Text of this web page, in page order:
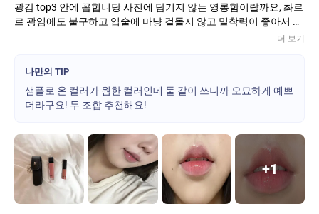
광감 top3 안에 꼽힙니당 사진에 담기지 않는 영롱함이랄까요, 촤르
르 광임에도 불구하고 입술에 마냥 겉돌지 않고 밀착력이 좋아서 더
잘 지워져요ㅠㅠ 그래도 일부러 막 지우지 않는 한! 바르고 3시간 정
도는 잘 지속됩니당 보통 글로스립은 시간 지나면 오히려 더 건조해
지는 경우가 많은데, 헤라누드글로스 라인은 립밤바른 것처럼 촉촉
컬러의 지속력이나 광이 그대~~로 남아있길 바라신다면 만족스럽
진 못할 제품이에요. 하지만 저는 글로스립임에도 불구하고 이정도
로 촉촉함이 지속된다는 점에서 어느 정도 만족했숩니당
* 컬러 ⭐️⭐️⭐️⭐️
컬러는 입술 발색 사진들 중에 1번과 가장 유사해요! 여뮽 심장저격
하는 완전 뮤트한 핑크컬러..💓 베이스립으로 발라도 좋지만 개인적
더 보기
나만의 TIP
샘플로 온 컬러가 웜한 컬러인데 둘 같이 쓰니까 오묘하게 예쁘
더라구요! 두 조합 추천해요!
+1